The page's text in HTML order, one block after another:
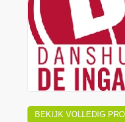
BEKIJK VOLLEDIG